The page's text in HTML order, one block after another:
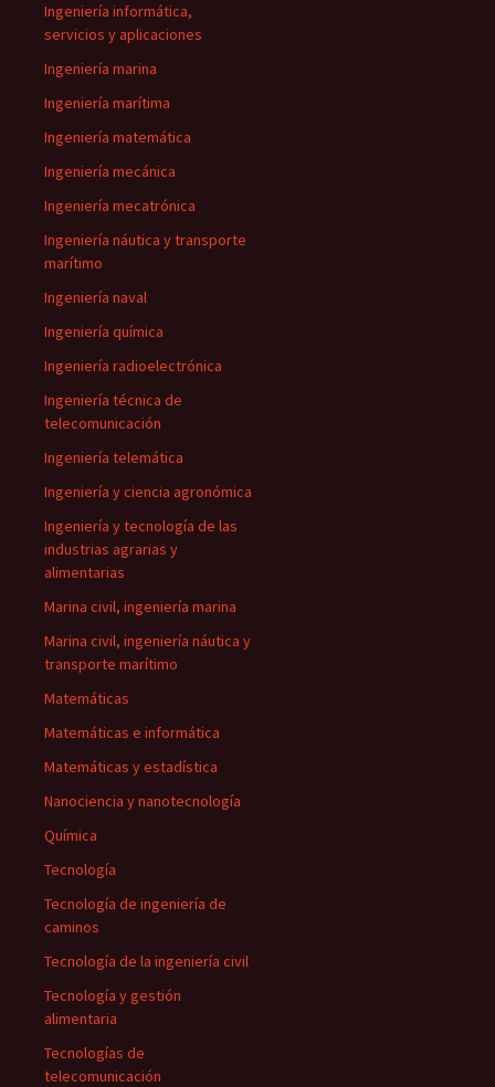
Ingeniería informática,
servicios y aplicaciones
Ingeniería marina
Ingeniería marítima
Ingeniería matemática
Ingeniería mecánica
Ingeniería mecatrónica
Ingeniería náutica y transporte
marítimo
Ingeniería naval
Ingeniería química
Ingeniería radioelectrónica
Ingeniería técnica de
telecomunicación
Ingeniería telemática
Ingeniería y ciencia agronómica
Ingeniería y tecnología de las
industrias agrarias y
alimentarias
Marina civil, ingeniería marina
Marina civil, ingeniería náutica y
transporte marítimo
Matemáticas
Matemáticas e informática
Matemáticas y estadística
Nanociencia y nanotecnología
Química
Tecnología
Tecnología de ingeniería de
caminos
Tecnología de la ingeniería civil
Tecnología y gestión
alimentaria
Tecnologías de
telecomunicación